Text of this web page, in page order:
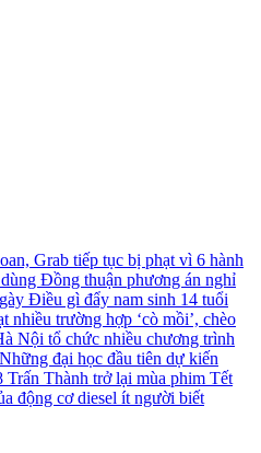
Grab tiếp tục bị phạt vì 6 hành
Đồng thuận phương án nghỉ
Điều gì đẩy nam sinh 14 tuổi
nhiều trường hợp ‘cò mồi’, chèo
Nội tổ chức nhiều chương trình
Những đại học đầu tiên dự kiến
Trấn Thành trở lại mùa phim Tết
động cơ diesel ít người biết